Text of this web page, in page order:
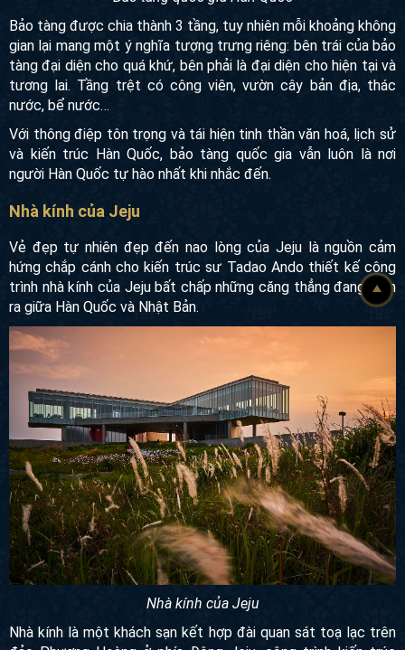
Bảo tàng quốc gia Hàn Quốc
Bảo tàng được chia thành 3 tầng, tuy nhiên mỗi khoảng
không gian lại mang một ý nghĩa tượng trưng riêng: bên trái
của bảo tàng đại diện cho quá khứ, bên phải là đại diện cho
hiện tại và tương lai. Tầng trệt có công viên, vườn cây bản
địa, thác nước, bể nước…
Với thông điệp tôn trọng và tái hiện tinh thần văn hoá, lịch
người Hàn Quốc tự hào nhất khi nhắc đến.
Nhà kính của Jeju
Vẻ đẹp tự nhiên đẹp đến nao lòng của Jeju là nguồn cảm
hứng chắp cánh cho kiến trúc sư Tadao Ando thiết kế công
trình nhà kính của Jeju bất chấp những căng thẳng đang
diễn ra giữa Hàn Quốc
và Nhật Bản.